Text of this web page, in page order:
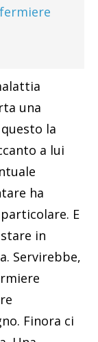
una
la
a lui
ha
E
in
Servirebbe,
Finora ci